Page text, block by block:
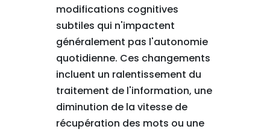
modifications cognitives
subtiles qui n'impactent
généralement pas l'autonomie
quotidienne. Ces changements
incluent un ralentissement du
traitement de l'information, une
diminution de la vitesse de
récupération des mots ou une